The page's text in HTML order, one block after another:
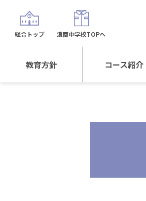
教育方針 コース紹介
総合トップ 浪商中学校TOPへ